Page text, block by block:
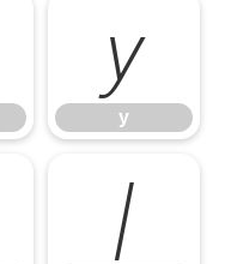
y
y
|